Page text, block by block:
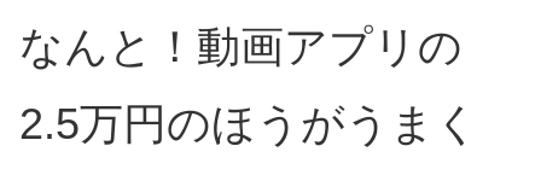
なんと！動画アプリの
2.5万円のほうがうまく